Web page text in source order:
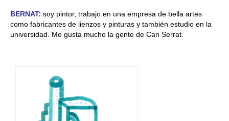
BERNAT: soy pintor, trabajo en una empresa de bella artes
como fabricantes de lienzos y pinturas y también estudio en la
universidad. Me gusta mucho la gente de Can Serrat.